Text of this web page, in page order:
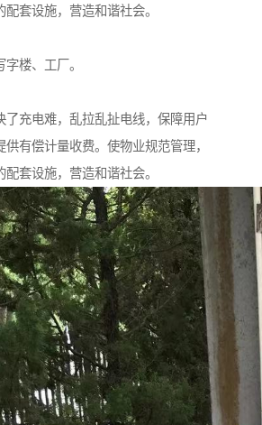
套设施，营造和谐社会。
楼、工厂。
了充电难，乱拉乱扯电线，保障用户
供有偿计量收费。使物业规范管理，
套设施，营造和谐社会。